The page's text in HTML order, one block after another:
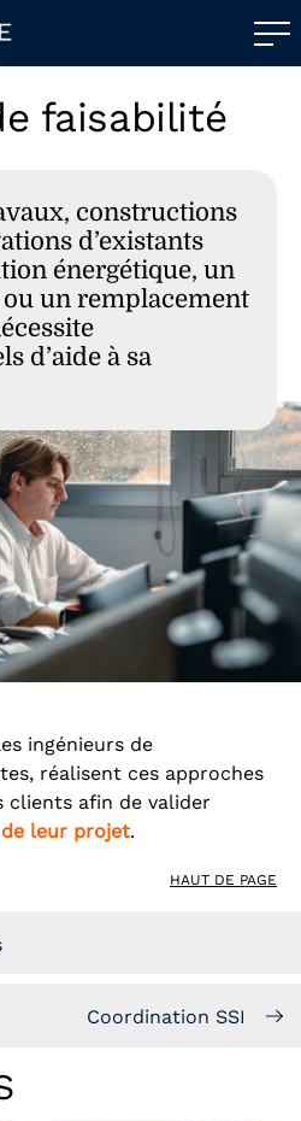
faisabilité
constructions
d’existants
énergétique, un
un remplacement
d’aide à sa
ingénieurs de
réalisent ces approches
clients afin de valider
leur projet.
HAUT DE PAGE
Coordination SSI